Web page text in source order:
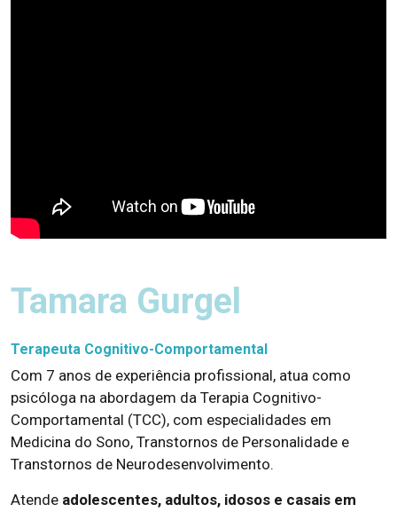
Tamara Gurgel
Terapeuta Cognitivo-Comportamental
Com 7 anos de experiência profissional, atua como
psicóloga na abordagem da Terapia Cognitivo-
Comportamental (TCC), com especialidades em
Medicina do Sono, Transtornos de Personalidade e
Transtornos de Neurodesenvolvimento.
Atende adolescentes, adultos, idosos e casais em